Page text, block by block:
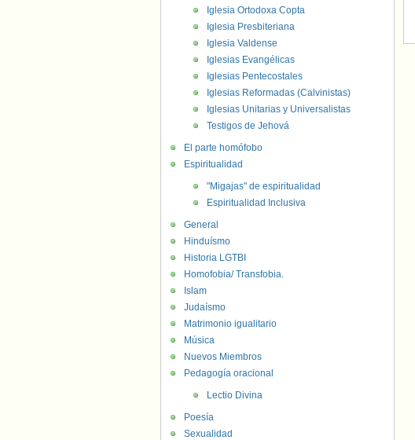
Iglesia Ortodoxa Copta
Iglesia Presbiteriana
Iglesia Valdense
Iglesias Evangélicas
Iglesias Pentecostales
Iglesias Reformadas (Calvinistas)
Iglesias Unitarias y Universalistas
Testigos de Jehová
El parte homófobo
Espiritualidad
"Migajas" de espiritualidad
Espiritualidad Inclusiva
General
Hinduísmo
Historia LGTBI
Homofobia/ Transfobia.
Islam
Judaísmo
Matrimonio igualitario
Música
Nuevos Miembros
Pedagogía oracional
Lectio Divina
Poesía
Sexualidad